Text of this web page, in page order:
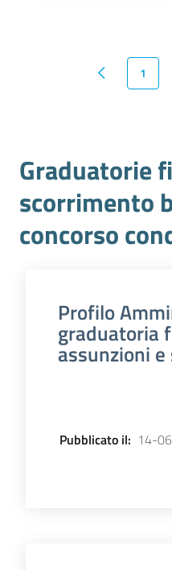
Pagina 1
Graduatorie
scorrimento
concorso
Profilo
graduatoria
assunzioni
Pubblicato il: 14-